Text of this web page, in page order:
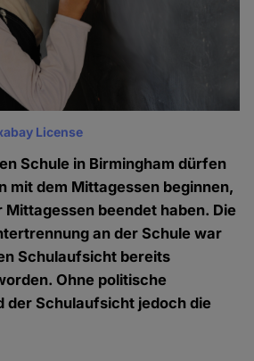
License
Schule in Birmingham dürfen
mit dem Mittagessen beginnen,
Mittagessen beendet haben. Die
an der Schule war
Schulaufsicht bereits
Ohne politische
der Schulaufsicht jedoch die